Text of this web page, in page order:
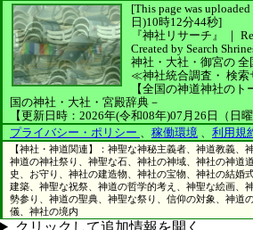
[This page was
日)10時12分44秒]
『神社リサーチ』 ｜
Created by Search
神社・大社・御宮の 全
≪神社統合調査・ 検
【全国の神道神社のト
国の神社・大社・宮殿辞典－
【更新日時：2026年(令和08年)07月26日（日
プライバシー・ポリシー
稼働環境 利用規
【神社・神道関連】：神聖な神秘主義者、神道教義、
神道の神社祭り、神聖な石、神社の神域、神社の神道
史、お守り、神社の建造物、神社の宝物、神社の結婚
建築、神聖な祝祭、神道の哲学的考え、神聖な絵画、
勢参り、神道の聖典、神聖な祭り、信仰の対象、神道
儀、神社の境内
クリックして追加情報を開く